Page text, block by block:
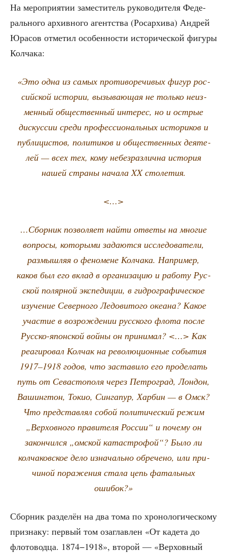
На меро­при­я­тии заме­сти­тель руко­во­ди­те­ля Феде­
раль­но­го архив­но­го агент­ства (Росар­хи­ва) Андрей
Юра­сов отме­тил осо­бен­но­сти исто­ри­че­ской фигу­ры
Колчака:
«Это одна из самых про­ти­во­ре­чи­вых фигур рос­
сий­ской исто­рии, вызы­ва­ю­щая не толь­ко неиз­
мен­ный обще­ствен­ный инте­рес, но и ост­рые
дис­кус­сии сре­ди про­фес­си­о­наль­ных исто­ри­ков и
пуб­ли­ци­стов, поли­ти­ков и обще­ствен­ных дея­те­
лей — всех тех, кому небез­раз­лич­на исто­рия
нашей стра­ны нача­ла XX столетия.
<…>
…Сбор­ник поз­во­ля­ет най­ти отве­ты на мно­гие
вопро­сы, кото­ры­ми зада­ют­ся иссле­до­ва­те­ли,
раз­мыш­ляя о фено­мене Кол­ча­ка. Напри­мер,
каков был его вклад в орга­ни­за­цию и рабо­ту Рус­
ской поляр­ной экс­пе­ди­ции, в гид­ро­гра­фи­че­ское
изу­че­ние Север­но­го Ледо­ви­то­го оке­а­на? Какое
уча­стие в воз­рож­де­нии рус­ско­го фло­та после
Рус­ско-япон­ской вой­ны он при­ни­мал? <…> Как
реа­ги­ро­вал Кол­чак на рево­лю­ци­он­ные собы­тия
1917–1918 годов, что заста­ви­ло его про­де­лать
путь от Сева­сто­по­ля через Пет­ро­град, Лон­дон,
Вашинг­тон, Токио, Син­га­пур, Хар­бин — в Омск?
Что пред­став­лял собой поли­ти­че­ский режим
„Вер­хов­но­го пра­ви­те­ля Рос­сии“ и поче­му он
закон­чил­ся „омской ката­стро­фой“? Было ли
кол­ча­ков­ское дело изна­чаль­но обре­че­но, или при­
чи­ной пора­же­ния ста­ла цепь фаталь­ных
ошибок?»
Сбор­ник раз­де­лён на два тома по хро­но­ло­ги­че­ско­му
при­зна­ку: пер­вый том оза­глав­лен «От каде­та до
фло­то­вод­ца. 1874−1918», вто­рой — «Вер­хов­ный